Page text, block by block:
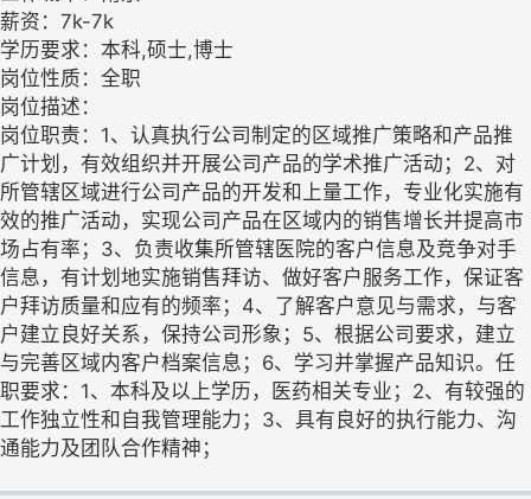
薪资：7k-7k
学历要求：本科,硕士,博士
岗位性质：全职
岗位描述：
岗位职责：1、认真执行公司制定的区域推广策略和产品推
广计划，有效组织并开展公司产品的学术推广活动；2、对
所管辖区域进行公司产品的开发和上量工作，专业化实施有
效的推广活动，实现公司产品在区域内的销售增长并提高市
场占有率；3、负责收集所管辖医院的客户信息及竞争对手
信息，有计划地实施销售拜访、做好客户服务工作，保证客
户拜访质量和应有的频率；4、了解客户意见与需求，与客
户建立良好关系，保持公司形象；5、根据公司要求，建立
与完善区域内客户档案信息；6、学习并掌握产品知识。任
职要求：1、本科及以上学历，医药相关专业；2、有较强的
工作独立性和自我管理能力；3、具有良好的执行能力、沟
通能力及团队合作精神；